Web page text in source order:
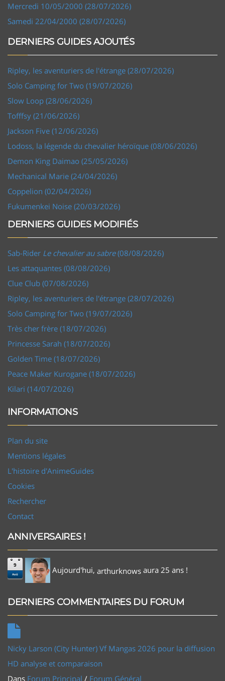
Mercredi 10/05/2000 (28/07/2026)
Samedi 22/04/2000 (28/07/2026)
DERNIERS GUIDES AJOUTÉS
Ripley, les aventuriers de l'étrange (28/07/2026)
Solo Camping for Two (19/07/2026)
Slow Loop (28/06/2026)
Tofffsy (21/06/2026)
Jackson Five (12/06/2026)
Lodoss, la légende du chevalier héroïque (08/06/2026)
Demon King Daimao (25/05/2026)
Mechanical Marie (24/04/2026)
Coppelion (02/04/2026)
Fukumenkei Noise (20/03/2026)
DERNIERS GUIDES MODIFIÉS
Sab-Rider Le chevalier au sabre(08/08/2026)
Les attaquantes (08/08/2026)
Clue Club (07/08/2026)
Ripley, les aventuriers de l'étrange (28/07/2026)
Solo Camping for Two (19/07/2026)
Très cher frère (18/07/2026)
Princesse Sarah (18/07/2026)
Golden Time (18/07/2026)
Peace Maker Kurogane (18/07/2026)
Kilari (14/07/2026)
INFORMATIONS
Plan du site
Mentions légales
L'histoire d'AnimeGuides
Cookies
Rechercher
Contact
ANNIVERSAIRES !
9
Aoû Aujourd'hui, arthurknows aura 25 ans !
DERNIERS COMMENTAIRES DU FORUM
Nicky Larson (City Hunter) Vf Mangas 2026 pour la diffusion
HD analyse et comparaison
Dans Forum Principal / Forum Général